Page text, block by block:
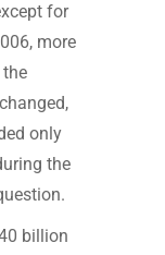
for
more
only
the
billion